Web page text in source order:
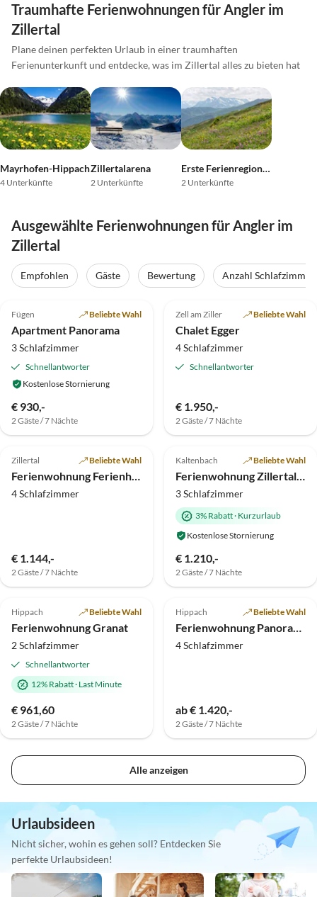
Traumhafte Ferienwohnungen für Angler im
Zillertal
Plane deinen perfekten Urlaub in einer traumhaften
Ferienunterkunft und entdecke, was im Zillertal alles zu bieten hat
Mayrhofen-Hippach
4 Unterkünfte
Zillertalarena
2 Unterkünfte
Erste Ferienregion im Zillertal
2 Unterkünfte
Ausgewählte Ferienwohnungen für Angler im
Zillertal
Empfohlen Gäste Bewertung
Anzahl Schlafzimmer
Fügen Beliebte Wahl
Apartment Panorama
3 Schlafzimmer
Schnellantworter
Kostenlose Stornierung
€ 930,-
2 Gäste / 7 Nächte
Zell am Ziller Beliebte Wahl
Chalet Egger
4 Schlafzimmer
Schnellantworter
€ 1.950,-
2 Gäste / 7 Nächte
4.7 (5)
Zillertal Beliebte Wahl
4 Schlafzimmer
€ 1.144,-
2 Gäste / 7 Nächte
5.0 (4)
Kaltenbach Beliebte Wahl
3 Schlafzimmer
3% Rabatt· Kurzurlaub
Kostenlose Stornierung
€ 1.210,-
2 Gäste / 7 Nächte
Top-Inserat
4.8 (3)
Hippach Beliebte Wahl
Ferienwohnung Granat
2 Schlafzimmer
Schnellantworter
12% Rabatt· Last Minute
€ 961,60
2 Gäste / 7 Nächte
Hippach Beliebte Wahl
4 Schlafzimmer
ab € 1.420,-
2 Gäste / 7 Nächte
Alle anzeigen
Urlaubsideen
Nicht sicher, wohin es gehen soll? Entdecken Sie
perfekte Urlaubsideen!